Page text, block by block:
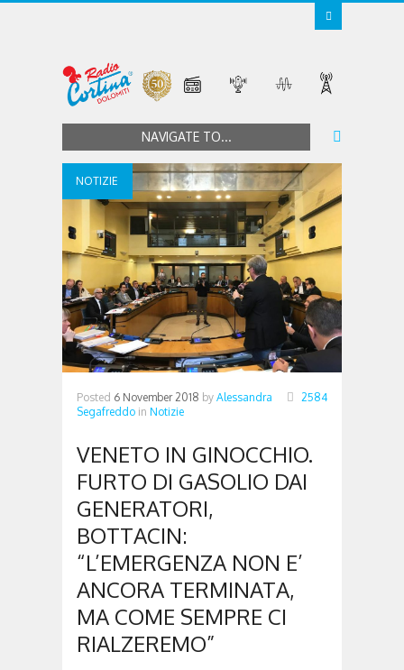
NAVIGATE TO...
NOTIZIE
Posted 6 November 2018 by Alessandra
Segafreddo in Notizie
2584
VENETO IN GINOCCHIO.
FURTO DI GASOLIO DAI
GENERATORI,
BOTTACIN:
“L’EMERGENZA NON E’
ANCORA TERMINATA,
MA COME SEMPRE CI
RIALZEREMO”